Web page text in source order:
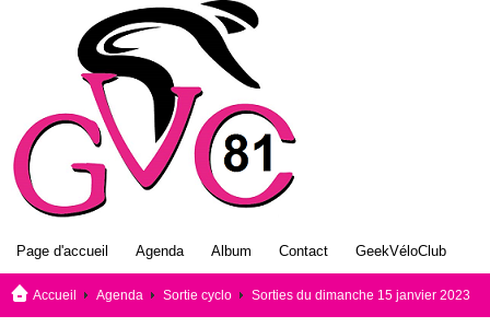
Page d'accueil Agenda Album Contact GeekVéloClub
Accueil Agenda Sortie cyclo Sorties du dimanche 15 janvier 2023